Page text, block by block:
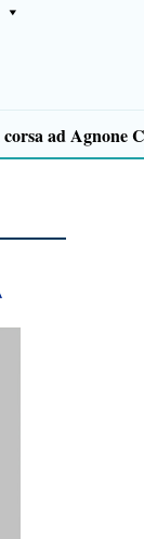
Capaccio Paestum spazio di legalità: oltre 43 ettari di beni confiscati destinati a progetti sociali 14:14